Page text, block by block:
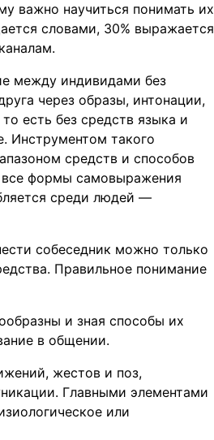
важно научиться понимать их
словами, 30% выражается
между индивидами без
через образы, интонации,
есть без средств языка и
Инструментом такого
средств и способов
все формы самовыражения
среди людей —
собеседник можно только
Правильное понимание
и зная способы их
в общении.
жестов и поз,
Главными элементами
или